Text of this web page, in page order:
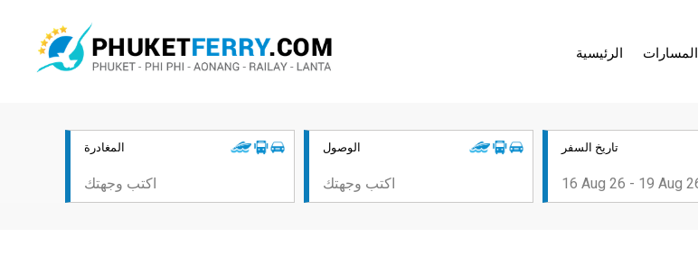
الرئيسية المسارات
المغادرة الوصول تاريخ السفر